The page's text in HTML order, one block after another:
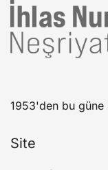
1953'den bu
Site